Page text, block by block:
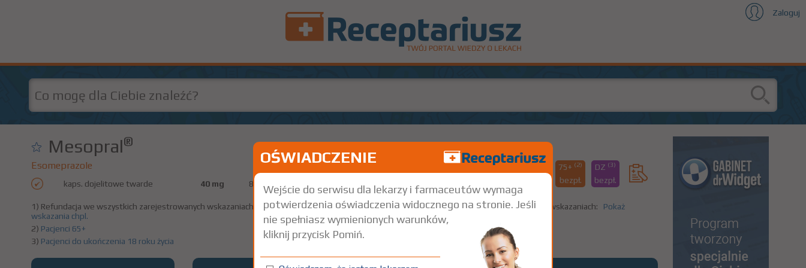
Zaloguj
Mesopral®
Esomeprazole
kaps. dojelitowe twarde 40 mg 84 szt. Doustnie
Rx
100%
(1) 75+ (2)
bezpł.
DZ (3)
bezpł.
1) Refundacja we wszystkich zarejestrowanych wskazaniach. (Patrz wskazania przy opisie leku) Refundacja we wszystkich zarejestrowanych wskazaniach: Pokaż
wskazania chpl.
2) Pacjenci 65+
3) Pacjenci do ukończenia 18 roku życia
OŚWIADCZENIE
Wejście do serwisu dla lekarzy i farmaceutów wymaga
potwierdzenia oświadczenia widocznego na stronie. Jeśli
nie spełniasz wymienionych warunków,
kliknij przycisk Pomiń.